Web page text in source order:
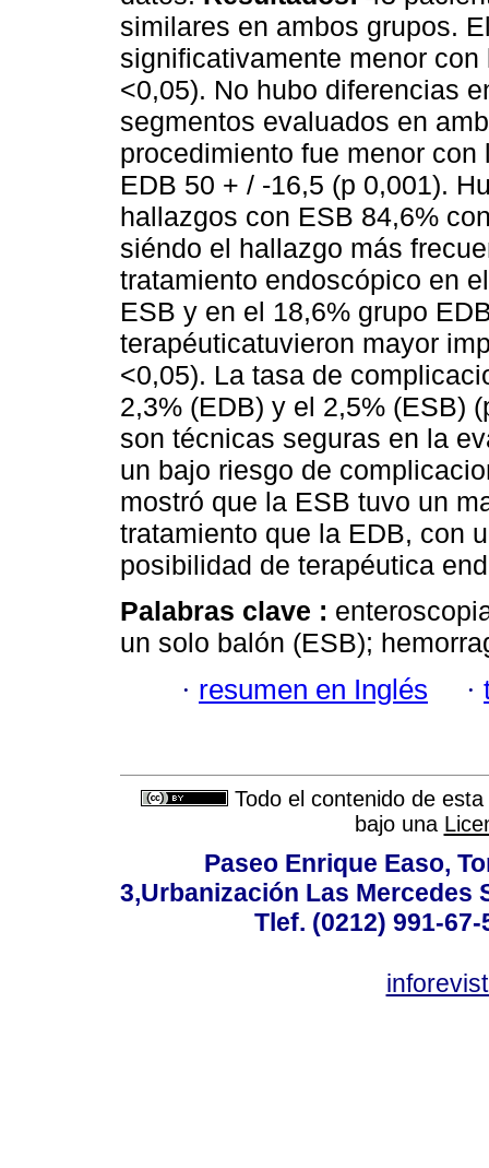
similares en ambos grupos.
significativamente menor
<0,05). No hubo diferencias
segmentos evaluados en
procedimiento fue menor
EDB 50 + / -16,5 (p 0,001).
hallazgos con ESB 84,6%
siéndo el hallazgo más
tratamiento endoscópico en
ESB y en el 18,6% grupo
terapéuticatuvieron mayor
<0,05). La tasa de
2,3% (EDB) y el 2,5% (ESB)
son técnicas seguras en la
un bajo riesgo de
mostró que la ESB tuvo un
tratamiento que la EDB, con
posibilidad de terapéutica
Palabras clave :
un solo balón (ESB);
· resumen en Inglés ·
Todo el contenido de
bajo una
Paseo Enrique Easo,
3,Urbanización Las Mercedes
Tlef. (0212) 991-